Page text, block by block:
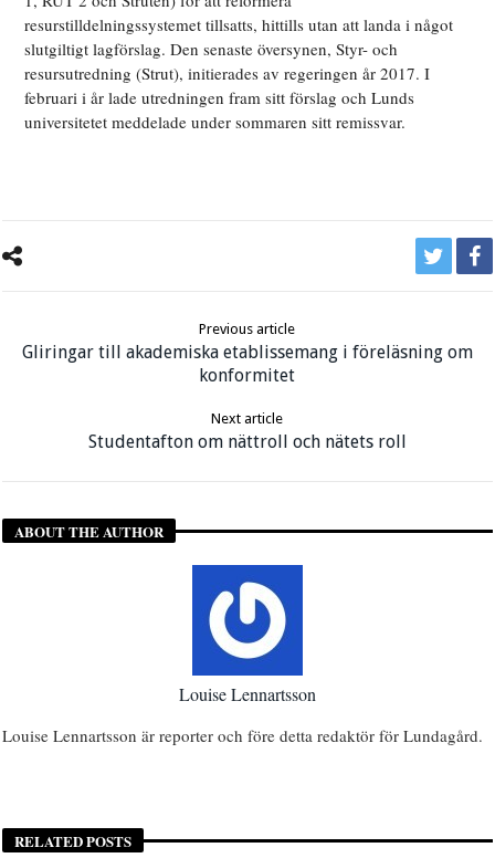
resurstilldelningssystemet tillsatts, hittills utan att landa i något
slutgiltigt lagförslag. Den senaste översynen, Styr- och
resursutredning (Strut), initierades av regeringen år 2017. I
februari i år lade utredningen fram sitt förslag och Lunds
universitetet meddelade under sommaren sitt remissvar.
Previous article
Gliringar till akademiska etablissemang i föreläsning om
konformitet
Next article
Studentafton om nättroll och nätets roll
ABOUT THE AUTHOR
Louise Lennartsson
Louise Lennartsson är reporter och före detta redaktör för Lundagård.
RELATED POSTS